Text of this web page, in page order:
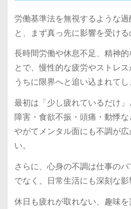
労働基準法を無視するような
と、まず真っ先に影響を受ける
長時間労働や休息不足、精神
とで、慢性的な疲労やストレ
うちに限界へと追い込まれてし
最初は「少し疲れているだけ
障害・食欲不振・頭痛・動悸な
やがてメンタル面にも不調が
い。
さらに、心身の不調は仕事の
でなく、日常生活にも深刻な影
休日も疲れが取れない、趣味